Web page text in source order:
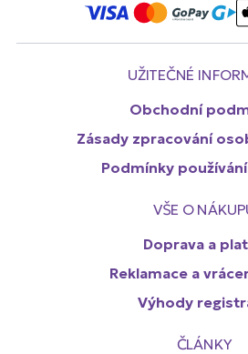
UŽITEČNÉ
Obchodní
Zásady zpracování
Podmínky
VŠE O
Doprava a
Reklamace a
Výhody
ČLÁNKY